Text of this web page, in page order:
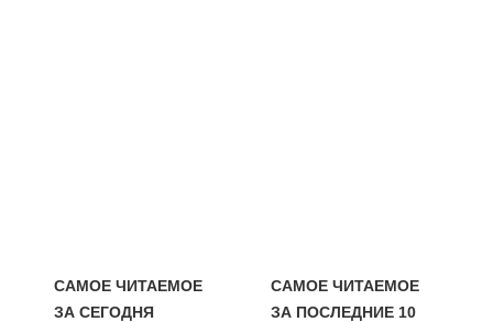
САМОЕ ЧИТАЕМОЕ
ЗА СЕГОДНЯ
САМОЕ ЧИТАЕМОЕ
ЗА ПОСЛЕДНИЕ 10